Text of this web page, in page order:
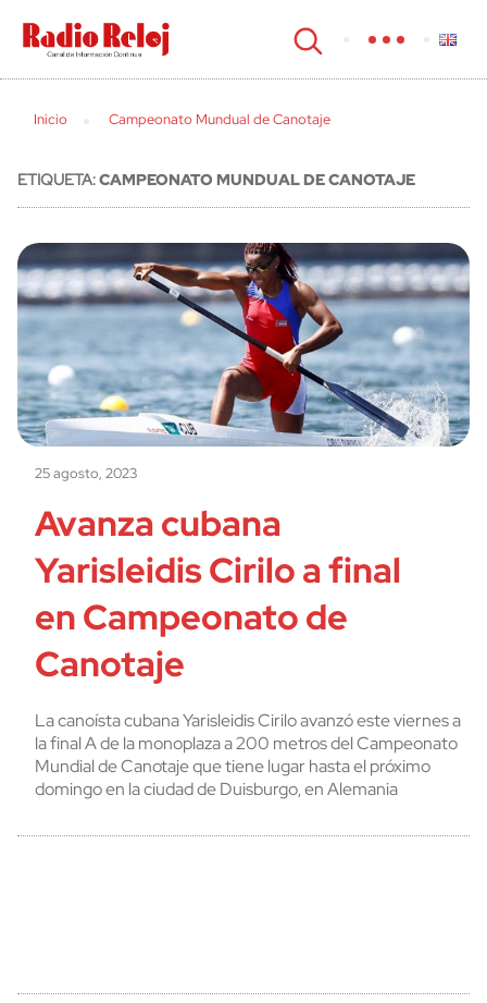
cerrar
Inicio Campeonato Mundual de Canotaje
ETIQUETA:CAMPEONATO MUNDUAL DE CANOTAJE
25 agosto, 2023
Avanza cubana
Yarisleidis Cirilo a final
en Campeonato de
Canotaje
La canoísta cubana Yarisleidis Cirilo avanzó este viernes a
la final A de la monoplaza a 200 metros del Campeonato
Mundial de Canotaje que tiene lugar hasta el próximo
domingo en la ciudad de Duisburgo, en Alemania